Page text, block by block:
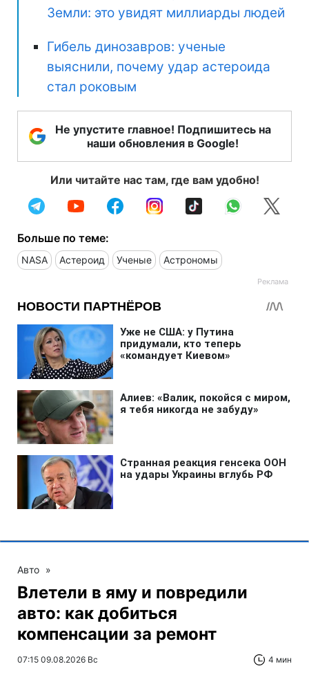
Земли: это увидят миллиарды людей
Гибель динозавров: ученые
выяснили, почему удар астероида
стал роковым
Не упустите главное! Подпишитесь на
наши обновления в Google!
Или читайте нас там, где вам удобно!
Больше по теме:
NASA Астероид Ученые Астрономы
Авто »
Влетели в яму и повредили
авто: как добиться
компенсации за ремонт
07:15 09.08.2026 Вс 4 мин